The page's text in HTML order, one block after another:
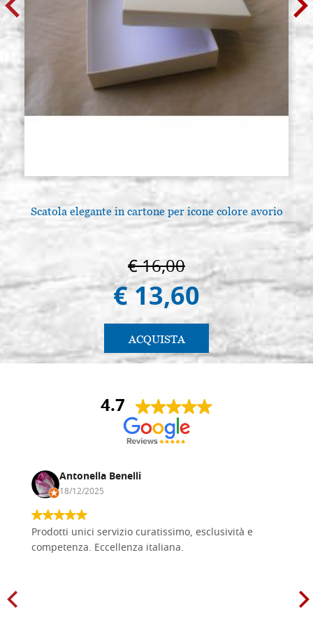
Scatola elegante in cartone per icone colore avorio
€ 16,00
€ 13,60
ACQUISTA
4.7
Antonella Benelli
18/12/2025
Prodotti unici servizio curatissimo, esclusività e
competenza. Eccellenza italiana.